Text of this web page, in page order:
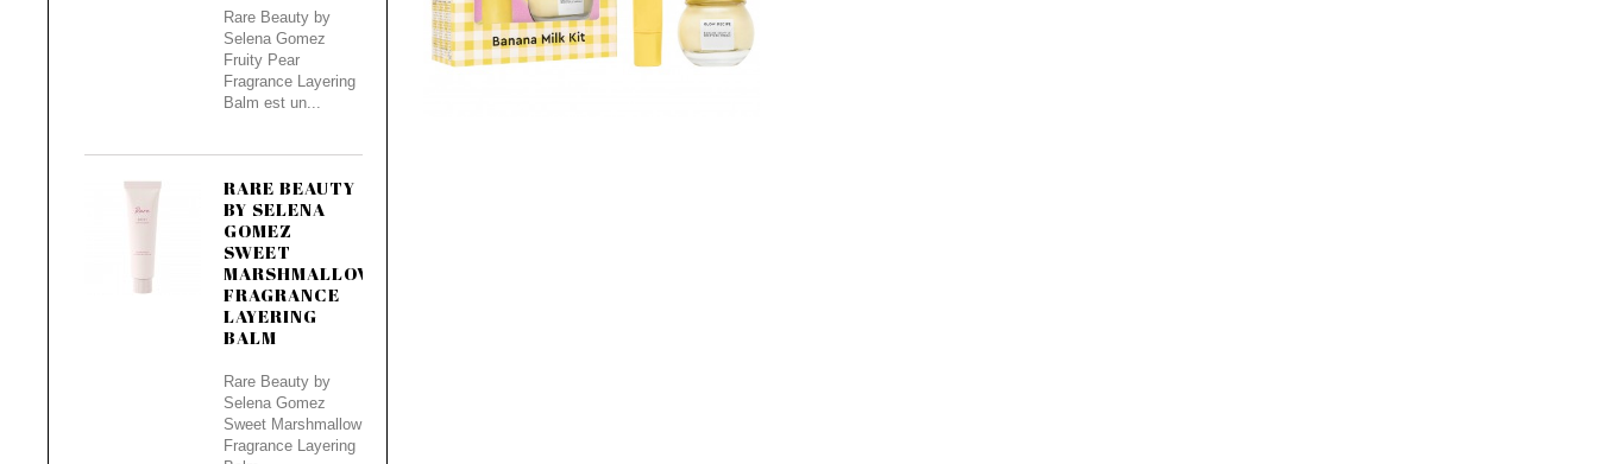
Rare Beauty by
Selena Gomez
Fruity Pear
Fragrance Layering
Balm est un...
RARE BEAUTY
BY SELENA
GOMEZ
SWEET
MARSHMALLOW
FRAGRANCE
LAYERING
BALM
Rare Beauty by
Selena Gomez
Sweet Marshmallow
Fragrance Layering